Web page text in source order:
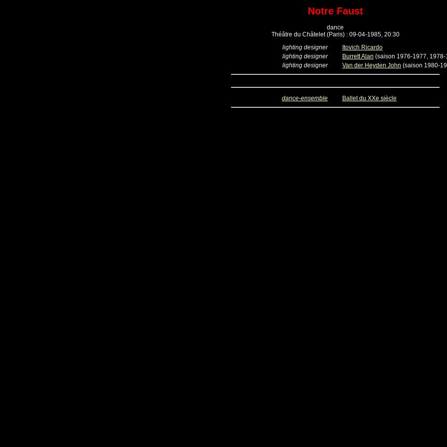
Notre Faust
dance
Théâtre du Châtelet (Paris) : 09-04-1985, 20:30
lighting designer
Itovich Ricardo
lighting designer
Burrett Alan (saison 1976-1977, 1978-
lighting designer
Van der Heyden John (saison 1980-
dance-ensemble Ballet du XXe siècle